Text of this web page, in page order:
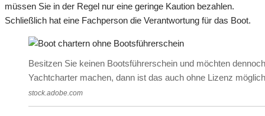
müssen Sie in der Regel nur eine geringe Kaution bezahlen.
Schließlich hat eine Fachperson die Verantwortung für das Boot.
Besitzen Sie keinen Bootsführerschein und möchten
Yachtcharter machen, dann ist das auch ohne Lizenz
stock.adobe.com